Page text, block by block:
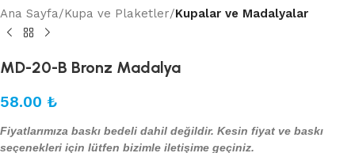
Ana Sayfa Kupa ve Plaketler Kupalar ve Madalyalar
MD-20-B Bronz Madalya
58.00 ₺
Fiyatlarımıza baskı bedeli dahil değildir. Kesin fiyat ve baskı
seçenekleri için lütfen bizimle iletişime geçiniz.